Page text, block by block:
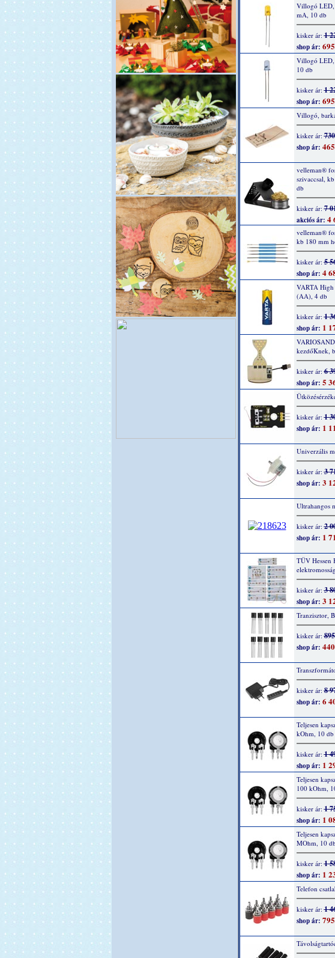
Villogó LED,
mA, 10 db
kisker ár:1
shop ár:
Villogó
10 db
kisker ár:1
shop ár:
Villogó,
kisker ár:
shop ár:
velleman®
szivaccsal,
db
kisker ár:7
akciós ár: 4
velleman®
kb 180 mm
kisker ár:5
shop ár: 4
VARTA
(AA), 4 db
kisker ár:1
shop ár: 1
kezdőKnek,
kisker ár:6
shop ár: 5
kisker ár:1
shop ár: 1
Univerzális
kisker ár:3
shop ár: 3
Ultrahangos
kisker ár:2
shop ár: 1
TÜV Hessen
elektromosság
kisker ár:3
shop ár: 3
Tranzisztor,
kisker ár:
shop ár:
kisker ár:8
shop ár: 6
Teljesen
kOhm, 10 db
kisker ár:1
shop ár: 1
Teljesen
100 kOhm,
kisker ár:1
shop ár: 1
Teljesen
MOhm, 10 db
kisker ár:1
shop ár: 1
Telefon
kisker ár:1
shop ár: